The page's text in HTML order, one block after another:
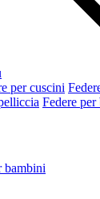
per cuscini
Federe per
bambini